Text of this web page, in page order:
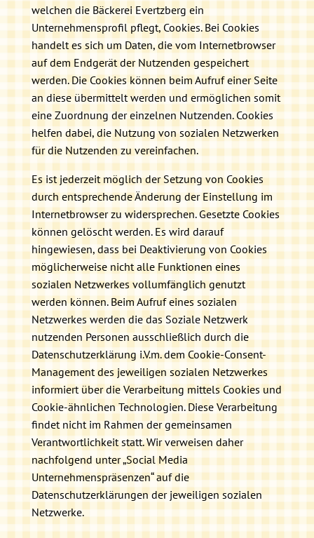
welchen die Bäckerei Evertzberg ein
Unternehmensprofil pflegt, Cookies. Bei Cookies
handelt es sich um Daten, die vom Internetbrowser
auf dem Endgerät der Nutzenden gespeichert
werden. Die Cookies können beim Aufruf einer Seite
an diese übermittelt werden und ermöglichen somit
eine Zuordnung der einzelnen Nutzenden. Cookies
helfen dabei, die Nutzung von sozialen Netzwerken
für die Nutzenden zu vereinfachen.
Es ist jederzeit möglich der Setzung von Cookies
durch entsprechende Änderung der Einstellung im
Internetbrowser zu widersprechen. Gesetzte Cookies
können gelöscht werden. Es wird darauf
hingewiesen, dass bei Deaktivierung von Cookies
möglicherweise nicht alle Funktionen eines
sozialen Netzwerkes vollumfänglich genutzt
werden können. Beim Aufruf eines sozialen
Netzwerkes werden die das Soziale Netzwerk
nutzenden Personen ausschließlich durch die
Datenschutzerklärung i.V.m. dem Cookie-Consent-
Management des jeweiligen sozialen Netzwerkes
informiert über die Verarbeitung mittels Cookies und
Cookie-ähnlichen Technologien. Diese Verarbeitung
findet nicht im Rahmen der gemeinsamen
Verantwortlichkeit statt. Wir verweisen daher
nachfolgend unter „Social Media
Unternehmenspräsenzen“ auf die
Datenschutzerklärungen der jeweiligen sozialen
Netzwerke.